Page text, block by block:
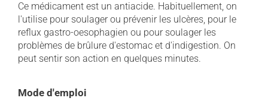
Ce médicament est un antiacide. Habituellement, on
l'utilise pour soulager ou prévenir les ulcères, pour le
reflux gastro-oesophagien ou pour soulager les
problèmes de brûlure d'estomac et d'indigestion. On
peut sentir son action en quelques minutes.
Mode d'emploi